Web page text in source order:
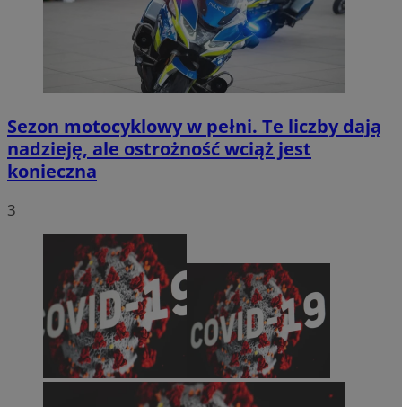
Sezon motocyklowy w pełni. Te liczby dają
nadzieję, ale ostrożność wciąż jest
konieczna
3